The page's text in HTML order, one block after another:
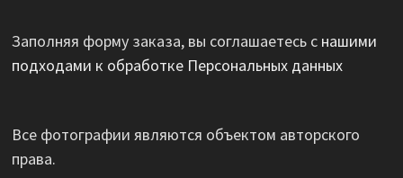
Заполняя форму заказа, вы соглашаетесь с нашими
подходами к обработке Персональных данных
Все фотографии являются объектом авторского
права.